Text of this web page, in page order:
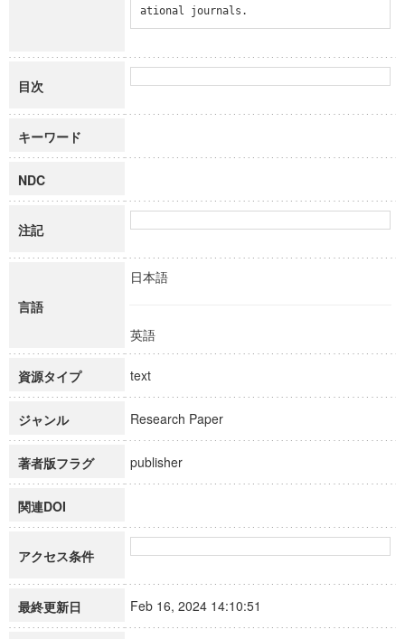
ational journals.
目次
キーワード
NDC
注記
言語
日本語
英語
資源タイプ text
ジャンル Research Paper
著者版フラグ publisher
関連DOI
アクセス条件
最終更新日 Feb 16, 2024 14:10:51